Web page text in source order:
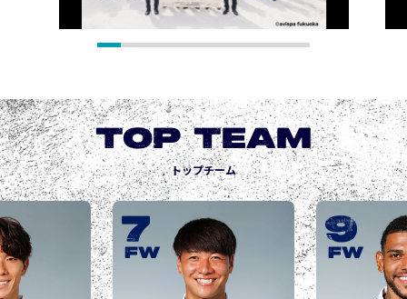
TOP TEAM
トップチーム
9
FW
城後 寿
JOGO
FW